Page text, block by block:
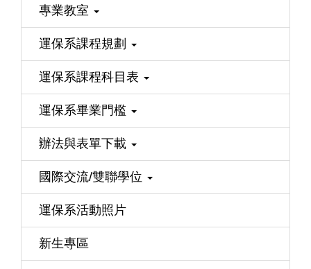
專業教室
運保系課程規劃
運保系課程科目表
運保系畢業門檻
辦法與表單下載
國際交流/雙聯學位
運保系活動照片
新生專區